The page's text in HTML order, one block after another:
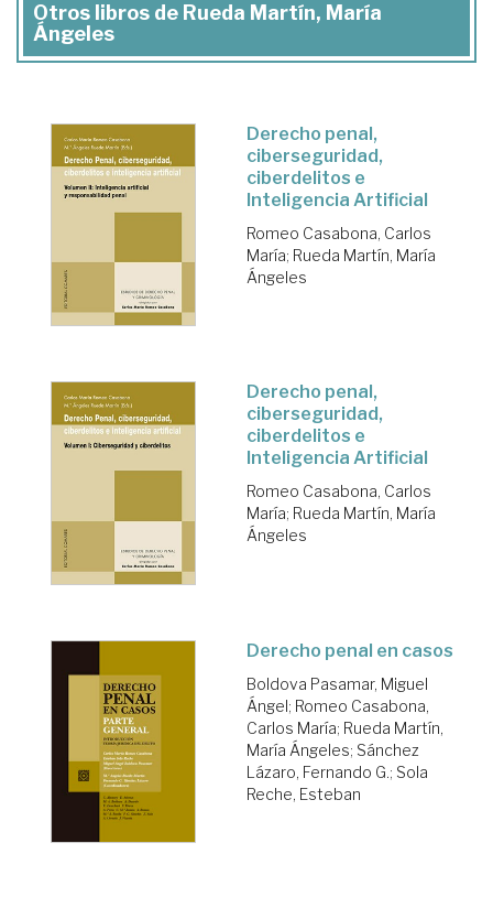
Otros libros de Rueda Martín, María
Ángeles
Derecho penal,
ciberseguridad,
ciberdelitos e
Inteligencia Artificial
Romeo Casabona, Carlos
María; Rueda Martín, María
Ángeles
Derecho penal,
ciberseguridad,
ciberdelitos e
Inteligencia Artificial
Romeo Casabona, Carlos
María; Rueda Martín, María
Ángeles
Derecho penal en casos
Boldova Pasamar, Miguel
Ángel; Romeo Casabona,
Carlos María; Rueda Martín,
María Ángeles; Sánchez
Lázaro, Fernando G.; Sola
Reche, Esteban